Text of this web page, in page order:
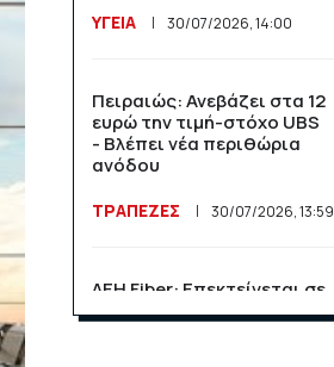
ΥΓΕΙΑ 30/07/2026, 14:00
Πειραιώς: Ανεβάζει στα 12
ευρώ την τιμή-στόχο UBS
- Βλέπει νέα περιθώρια
ανόδου
ΤΡΑΠΕΖΕΣ 30/07/2026, 13:59
ΔΕΗ Fiber: Επεκτείνεται σε
15 νέες περιοχές σε Αττική